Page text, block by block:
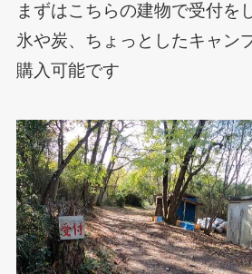
まずはこちらの建物で受付を
氷や炭、ちょっとしたキャン
購入可能です